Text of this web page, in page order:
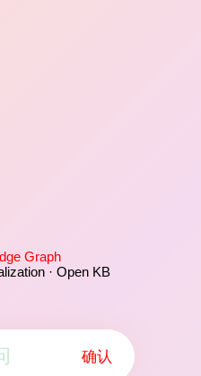
Graph
· Open KB
确认